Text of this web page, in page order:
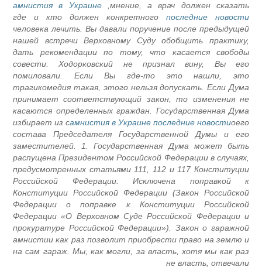
мнение, а врач должен сказать,
амнистия в Украине
последние новости
где и кто должен конкретного
человека лечить. Вы давали поручение после предыдущей
нашей встречи Верховному Суду обобщить практику,
дать рекомендации по тому, что касается свободы
совести. Ходорковский не признал вину, Вы его
помиловали. Если Вы где-то это нашли, это
трагикомедия такая, этого нельзя допускать. Если Дума
принимает соответствующий закон, то изменения не
касаются определенных граждан. Государственная Дума
избирает из самнистия в Украине последние новостиоего
состава Председателя Государственной Думы и его
заместителей. 1. Государственная Дума может быть
распущена Президентом Российской Федерации в случаях,
предусмотренных статьями 111, 112 и 117 Конституции
Российской Федерации. Исключена поправкой к
Конституции Российской Федерации (Закон Российской
Федерации о поправке к Конституции Российской
Федерации «О Верховном Суде Российской Федерации и
прокуратуре Российской Федерации»). Закон о гаражной
амнистии как раз позволит приобрести право на землю и
на сам гараж. Мы, как могли, за власть, хотя мы как раз
не власть, отвечали